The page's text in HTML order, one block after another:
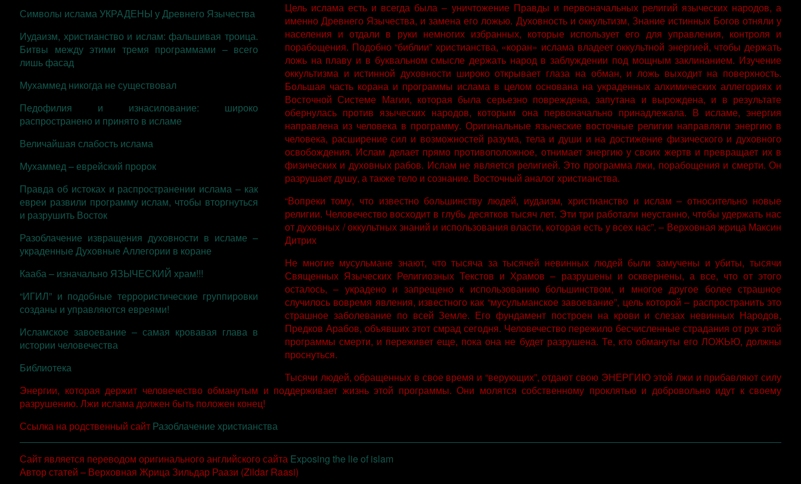
Символы ислама УКРАДЕНЫ у Древнего Язычества
Иудаизм, христианство и ислам: фальшивая троица.
Битвы между этими тремя программами – всего
лишь фасад
Мухаммед никогда не существовал
Педофилия и изнасилование: широко
распространено и принято в исламе
Величайшая слабость ислама
Мухаммед – еврейский пророк
Правда об истоках и распространении ислама – как
евреи развили программу ислам, чтобы вторгнуться
и разрушить Восток
Разоблачение извращения духовности в исламе –
украденные Духовные Аллегории в коране
Кааба – изначально ЯЗЫЧЕСКИЙ храм!!!
“ИГИЛ” и подобные террористические группировки
созданы и управляются евреями!
Исламское завоевание – самая кровавая глава в
истории человечества
Библиотека
Цель ислама есть и всегда была – уничтожение Правды и первоначальных религий языческих народов, а
именно Древнего Язычества, и замена его ложью. Духовность и оккультизм, Знание истинных Богов отняли у
населения и отдали в руки немногих избранных, которые использует его для управления, контроля и
порабощения. Подобно “библии” христианства, «коран» ислама владеет оккультной энергией, чтобы держать
ложь на плаву и в буквальном смысле держать народ в заблуждении под мощным заклинанием. Изучение
оккультизма и истинной духовности широко открывает глаза на обман, и ложь выходит на поверхность.
Большая часть корана и программы ислама в целом основана на украденных алхимических аллегориях и
Восточной Системе Магии, которая была серьезно повреждена, запутана и вырождена, и в результате
обернулась против языческих народов, которым она первоначально принадлежала. В исламе, энергия
направлена ​​из человека в программу. Оригинальные языческие восточные религии направляли энергию в
человека, расширение сил и возможностей разума, тела и души и на достижение физического и духовного
освобождения. Ислам делает прямо противоположное, отнимает энергию у своих жертв и превращает их в
физических и духовных рабов. Ислам не является религией. Это программа лжи, порабощения и смерти. Он
разрушает душу, а также тело и сознание. Восточный аналог христианства.
“Вопреки тому, что известно большинству людей, иудаизм, христианство и ислам – относительно новые
религии. Человечество восходит в глубь десятков тысяч лет. Эти три работали неустанно, чтобы удержать нас
от духовных / оккультных знаний и использования власти, которая есть у всех нас”. – Верховная жрица Максин
Дитрих
Не многие мусульмане знают, что тысяча за тысячей невинных людей были замучены и убиты, тысячи
Священных Языческих Религиозных Текстов и Храмов – разрушены и осквернены, а все, что от этого
осталось, – украдено и запрещено к использованию большинством, и многое другое более страшное
случилось вовремя явления, известного как “мусульманское завоевание”, цель которой – распространить это
страшное заболевание по всей Земле. Его фундамент построен на крови и слезах невинных Народов,
Предков Арабов, объявших этот смрад сегодня. Человечество пережило бесчисленные страдания от рук этой
программы смерти, и переживет еще, пока она не будет разрушена. Те, кто обмануты его ЛОЖЬЮ, должны
проснуться.
Тысячи людей, обращенных в свое время и “верующих”, отдают свою ЭНЕРГИЮ этой лжи и прибавляют силу
Энергии, которая держит человечество обманутым и поддерживает жизнь этой программы. Они молятся собственному проклятью и добровольно идут к своему
разрушению. Лжи ислама должен быть положен конец!
Ссылка на родственный сайт Разоблачение христианства
Сайт является переводом оригинального английского сайта Exposing the lie of islam
Автор статей – Верховная Жрица Зильдар Раази (Zildar Raasi)